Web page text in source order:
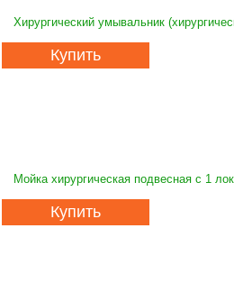
Хирургический умывальник
Купить
Мойка хирургическая подвесная с 1
Купить